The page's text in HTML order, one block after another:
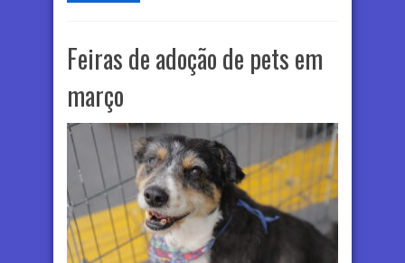
Feiras de adoção de pets em
março